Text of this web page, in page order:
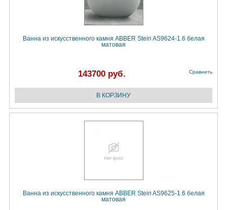
Ванна из искусственного камня ABBER Stein AS9624-1.6 белая
матовая
143700 руб. Сравнить
Ванна из искусственного камня ABBER Stein AS9625-1.6 белая
матовая